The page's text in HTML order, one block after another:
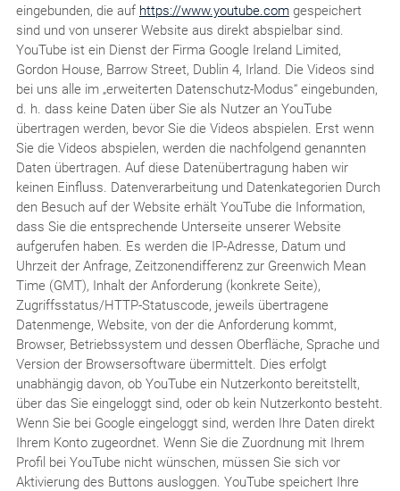
eingebunden, die auf https://www.youtube.comgespeichert
sind und von unserer Website aus direkt abspielbar sind.
YouTube ist ein Dienst der Firma Google Ireland Limited,
Gordon House, Barrow Street, Dublin 4, Irland. Die Videos sind
bei uns alle im „erweiterten Datenschutz-Modus“ eingebunden,
d. h. dass keine Daten über Sie als Nutzer an YouTube
übertragen werden, bevor Sie die Videos abspielen. Erst wenn
Sie die Videos abspielen, werden die nachfolgend genannten
Daten übertragen. Auf diese Datenübertragung haben wir
keinen Einfluss. Datenverarbeitung und Datenkategorien Durch
den Besuch auf der Website erhält YouTube die Information,
dass Sie die entsprechende Unterseite unserer Website
aufgerufen haben. Es werden die IP-Adresse, Datum und
Uhrzeit der Anfrage, Zeitzonendifferenz zur Greenwich Mean
Time (GMT), Inhalt der Anforderung (konkrete Seite),
Zugriffsstatus/HTTP-Statuscode, jeweils übertragene
Datenmenge, Website, von der die Anforderung kommt,
Browser, Betriebssystem und dessen Oberfläche, Sprache und
Version der Browsersoftware übermittelt. Dies erfolgt
unabhängig davon, ob YouTube ein Nutzerkonto bereitstellt,
über das Sie eingeloggt sind, oder ob kein Nutzerkonto besteht.
Wenn Sie bei Google eingeloggt sind, werden Ihre Daten direkt
Ihrem Konto zugeordnet. Wenn Sie die Zuordnung mit Ihrem
Profil bei YouTube nicht wünschen, müssen Sie sich vor
Aktivierung des Buttons ausloggen. YouTube speichert Ihre